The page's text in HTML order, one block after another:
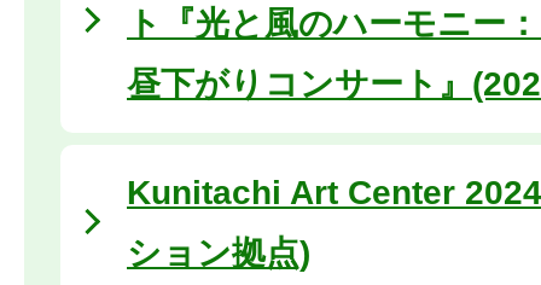
ト『光と風のハーモニー
昼下がりコンサート』
Kunitachi Art Center
ション拠点)